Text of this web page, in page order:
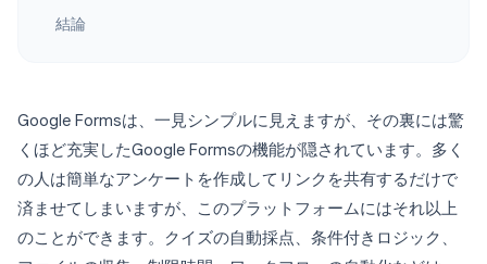
結論
Google Formsは、一見シンプルに見えますが、その裏には驚
くほど充実したGoogle Formsの機能が隠されています。多く
の人は簡単なアンケートを作成してリンクを共有するだけで
済ませてしまいますが、このプラットフォームにはそれ以上
のことができます。クイズの自動採点、条件付きロジック、